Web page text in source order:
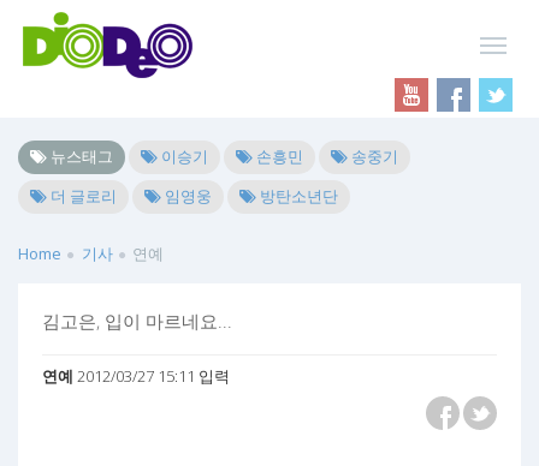
뉴스태그 이승기 손흥민
송중기
더 글로리
임영웅 방탄소년단
Home 기사 연예
김고은, 입이 마르네요...
연예 2012/03/27 15:11 입력